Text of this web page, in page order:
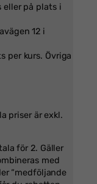
eller på plats i
12 i
per kurs. Övriga
priser är exkl.
för 2. Gäller
med
“medföljande